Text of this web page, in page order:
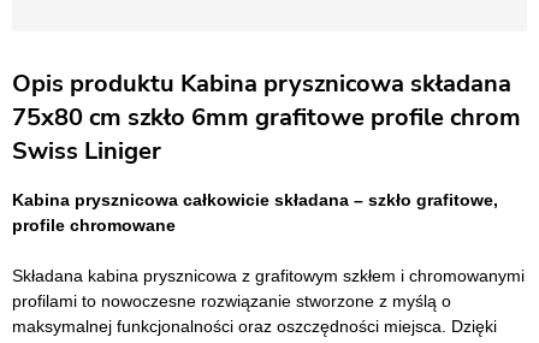
Opis produktu Kabina prysznicowa składana
75x80 cm szkło 6mm grafitowe profile chrom
Swiss Liniger
Kabina prysznicowa całkowicie składana – szkło grafitowe,
profile chromowane
Składana kabina prysznicowa z grafitowym szkłem i chromowanymi
profilami to nowoczesne rozwiązanie stworzone z myślą o
maksymalnej funkcjonalności oraz oszczędności miejsca. Dzięki